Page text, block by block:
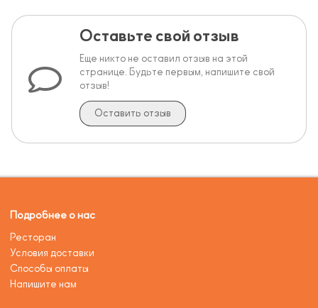
Оставьте свой отзыв
Еще никто не оставил отзыв на этой
странице. Будьте первым, напишите свой
отзыв!
Оставить отзыв
Подробнее о нас
Ресторан
Условия доставки
Способы оплаты
Напишите нам